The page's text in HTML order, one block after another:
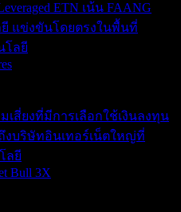
Bull 3X
ETN เน้น FAANG
แข่งขันโดยตรงในพื้นที่
โลยี
มเสี่ยงที่มีการเลือกใช้เงินลงทุน
งบริษัทอินเทอร์เน็ตใหญ่ที่
ลยี
Bull 3X